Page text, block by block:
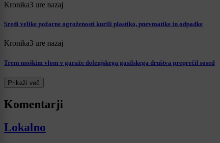
Kronika3 ure nazaj
Sredi velike požarne ogroženosti kurili plastiko, pnevmatike in odpadke
Kronika3 ure nazaj
Trem moškim vlom v garaže dolenjskega gasilskega društva preprečil sosed
Prikaži več
Komentarji
Lokalno